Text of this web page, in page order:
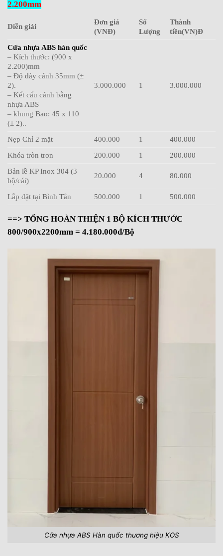
2.200mm
Diễn giải
Đơn giá
(VNĐ)
Số
Lượng
Thành
tiền(VN)Đ
Cửa nhựa ABS hàn quốc
– Kích thước: (900 x
2.200)mm
– Độ dày cánh 35mm (±
2).
– Kết cấu cánh bằng
nhựa ABS
– khung Bao: 45 x 110
(± 2)..
3.000.000 1 3.000.000
Nẹp Chỉ 2 mặt 400.000 1
400.000
Khóa tròn trơn
200.000 1
200.000
Bản lề KP Inox 304 (3
bộ/cái)
20.000 4 80.000
Lắp đặt tại Bình Tân 500.000 1 500.000
==> TỔNG HOÀN THIỆN 1 BỘ KÍCH THƯỚC
800/900x2200mm = 4.180.000đ/Bộ
Cửa nhựa ABS Hàn quốc thương hiệu KOS